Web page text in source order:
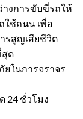
งการขับขี่รถให้
ใช้ถนน เพื่อ
รสูญเสียชีวิต
สุด
ในการจราจร
24 ชั่วโมง